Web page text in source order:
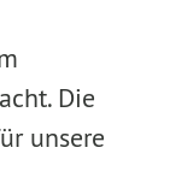
Die
unsere